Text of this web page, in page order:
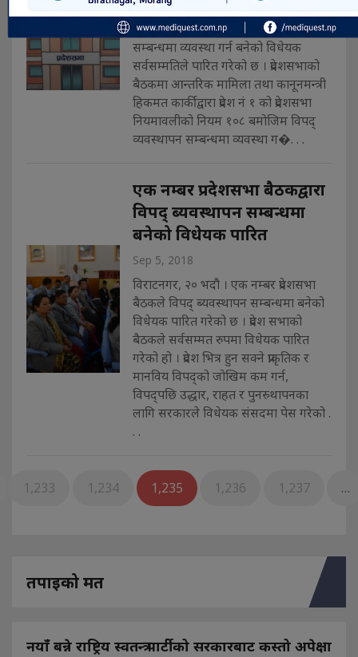
विराटनगर, भदौ २०। प्रदेश नं १ को
प्रदेशसभाको बैठकले विपद् व्यवस्थापन
सम्बन्धमा व्यवस्था गर्न बनेको विधेयक
सर्वसम्मतिले पारित गरेको छ । प्रदेशसभाको
बैठकमा आन्तरिक मामिला तथा कानूनमन्त्री
हिकमत कार्कीद्वारा प्रदेश नं १ को प्रदेशसभा
नियमावलीको नियम १०८ बमोजिम विपद्
व्यवस्थापन सम्बन्धमा व्यवस्था ग�. . .
एक नम्बर प्रदेशसभा बैठकद्वारा
विपद् ब्यवस्थापन सम्बन्धमा
बनेको विधेयक पारित
Sep 5, 2018
विराटनगर, २० भदौ । एक नम्बर प्रदेशसभा
बैठकले विपद् ब्यवस्थापन सम्बन्धमा बनेको
विधेयक पारित गरेको छ । प्रदेश सभाको
बैठकले सर्वसम्मत रुपमा विधेयक पारित
गरेको हो । प्रदेश भित्र हुन सक्ने प्राकृतिक र
मानविय विपद्को जोखिम कम गर्न,
विपद्पछि उद्धार, राहत र पुनस्र्थापनका
लागि सरकारले विधेयक संसदमा पेस गरेको .
. .
1,233 1,234 1,235 1,236 1,237 …
तपाइको मत
नयाँ बन्ने राष्ट्रिय स्वतन्त्र पार्टीको सरकारबाट कस्तो अपेक्षा